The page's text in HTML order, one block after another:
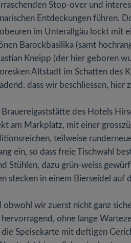
Stop-over und
Entdeckungen führen.
im Unterallgäu lockt mit
Barockbasilika (samt
Kneipp (der hier geboren
Altstadt im Schatten des
dass wir beschliessen, hier
Brauereigaststätte des Hotels
am Markplatz, mit einer
teilweise
ein, so dass freie Tischwahl
Stühlen, dazu grün-weiss
stecken in einem Bierseidel auf
wir zuerst nicht ganz
ohne lange
Speisekarte mit deftigen